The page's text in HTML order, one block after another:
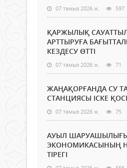
07 тамыз 2026 ж. 597
ҚАРЖЫЛЫҚ
АРТТЫРУҒА
КЕЗДЕСУ ӨТТІ
07 тамыз 2026 ж. 71
ЖАҢАҚОРҒАНДА СУ
СТАНЦИЯСЫ ІСКЕ
07 тамыз 2026 ж. 75
АУЫЛ ШАРУАШЫЛЫҒЫ
ЭКОНОМИКАСЫНЫҢ
ТІРЕГІ